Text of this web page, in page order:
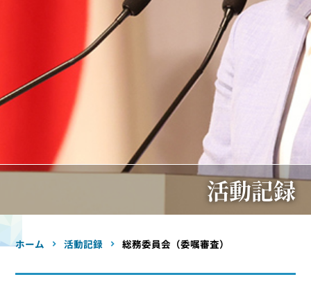
活動記録
ホーム 活動記録 総務委員会（委嘱審査）